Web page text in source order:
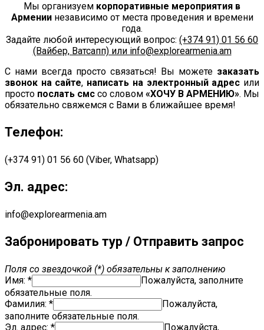
Мы организуем корпоративные мероприятия в
Армениинезависимо от места проведения и времени
года.
Задайте любой интересующий вопрос: (+374 91) 01 56 60
(Вайбер, Ватсапп) или info@explorearmenia.am
С нами всегда просто связаться! Вы можете заказать
звонок на сайте, написать на электронный адрес или
просто послать смс со словом «ХОЧУ В АРМЕНИЮ». Мы
обязательно свяжемся с Вами в ближайшее время!
Телефон:
(+374 91) 01 56 60 (Viber, Whatsapp)
Эл. адрес:
info@explorearmenia.am
Забронировать тур / Отправить запрос
Поля со звездочкой (*) обязательны к заполнению
Имя: *
Пожалуйста, заполните
обязательные поля.
Фамилия: *
Пожалуйста,
заполните обязательные поля.
Эл. адрес: *
Пожалуйста,